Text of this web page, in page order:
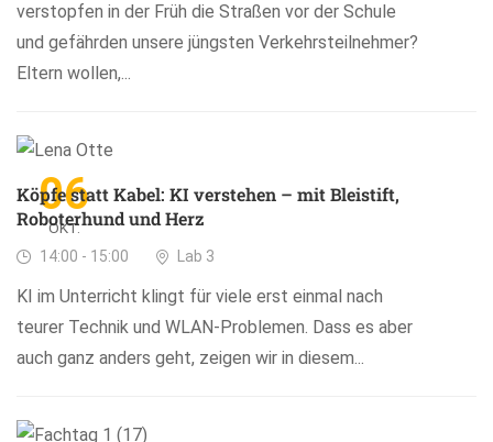
verstopfen in der Früh die Straßen vor der Schule
und gefährden unsere jüngsten Verkehrsteilnehmer?
Eltern wollen,...
06
OKT.
Köpfe statt Kabel: KI verstehen – mit Bleistift,
Roboterhund und Herz
14:00 - 15:00 Lab 3
KI im Unterricht klingt für viele erst einmal nach
teurer Technik und WLAN-Problemen. Dass es aber
auch ganz anders geht, zeigen wir in diesem...